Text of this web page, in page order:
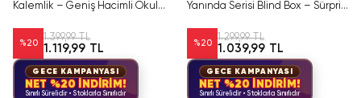
Kalemlik – Geniş Hacimli Okul
%20
1.399,99 TL
1.119,99 TL
GECE KAMPANYASI
NET %20 İNDİRİM!
Sınırlı Sürelidir • Stoklarla Sınırlıdır
Yanında Serisi Blind Box – Sürpriz
%20
1.299,99 TL
1.039,99 TL
GECE KAMPANYASI
NET %20 İNDİRİM!
Sınırlı Sürelidir • Stoklarla Sınırlıdır